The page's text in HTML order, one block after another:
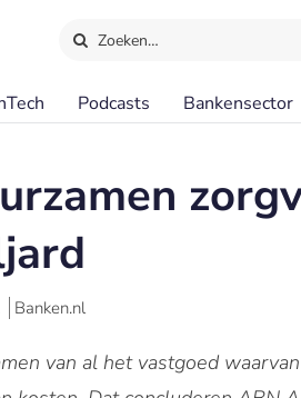
Zoeken…
Podcasts Bankensector
Banken.nl
van al het vastgoed